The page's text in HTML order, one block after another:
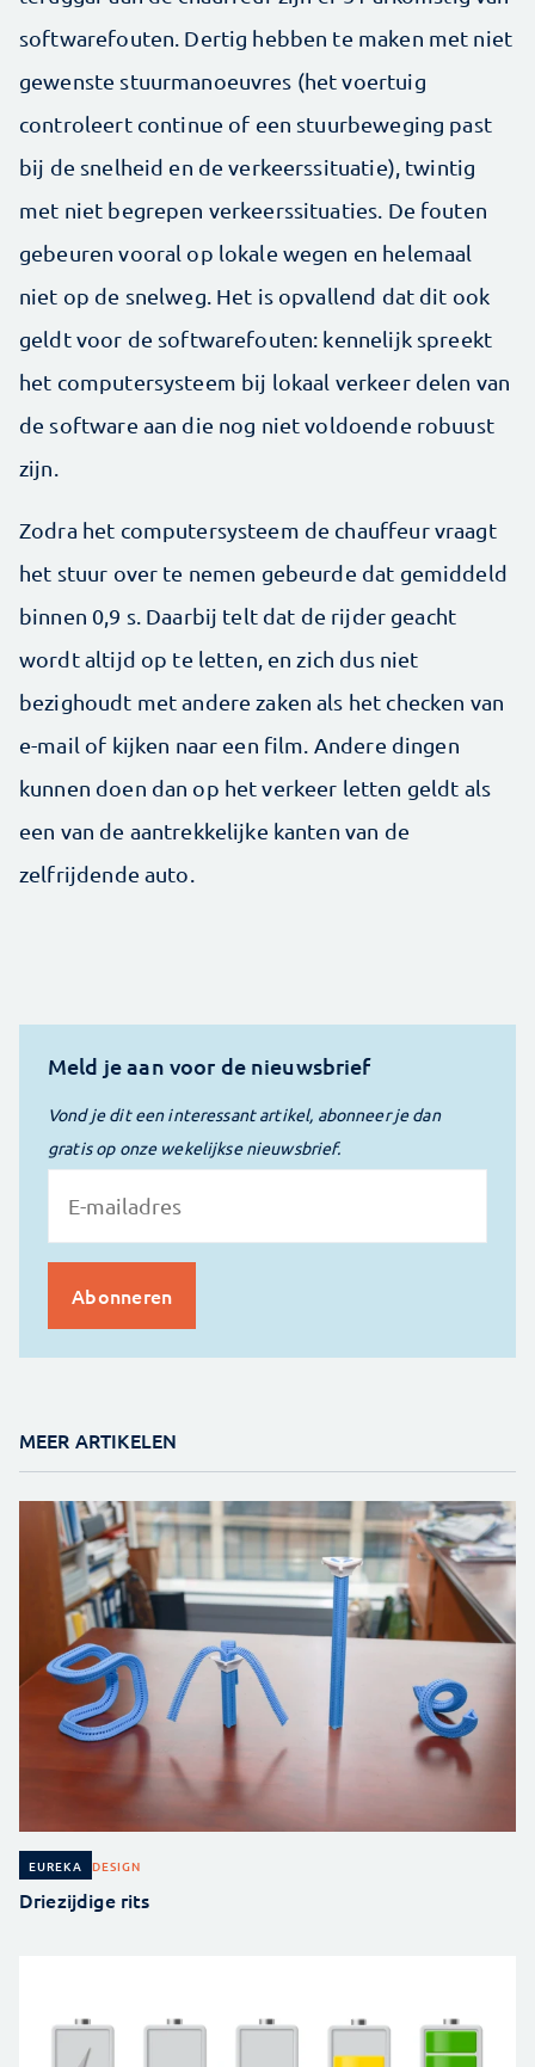
softwarefouten. Dertig hebben te maken met niet
gewenste stuurmanoeuvres (het voertuig
controleert continue of een stuurbeweging past
bij de snelheid en de verkeerssituatie), twintig
met niet begrepen verkeerssituaties. De fouten
gebeuren vooral op lokale wegen en helemaal
niet op de snelweg. Het is opvallend dat dit ook
geldt voor de softwarefouten: kennelijk spreekt
het computersysteem bij lokaal verkeer delen van
de software aan die nog niet voldoende robuust
zijn.
Zodra het computersysteem de chauffeur vraagt
het stuur over te nemen gebeurde dat gemiddeld
binnen 0,9 s. Daarbij telt dat de rijder geacht
wordt altijd op te letten, en zich dus niet
bezighoudt met andere zaken als het checken van
e-mail of kijken naar een film. Andere dingen
kunnen doen dan op het verkeer letten geldt als
een van de aantrekkelijke kanten van de
zelfrijdende auto.
Meld je aan voor de nieuwsbrief
Vond je dit een interessant artikel, abonneer je dan
gratis op onze wekelijkse nieuwsbrief.
MEER ARTIKELEN
EUREKA DESIGN
Driezijdige rits